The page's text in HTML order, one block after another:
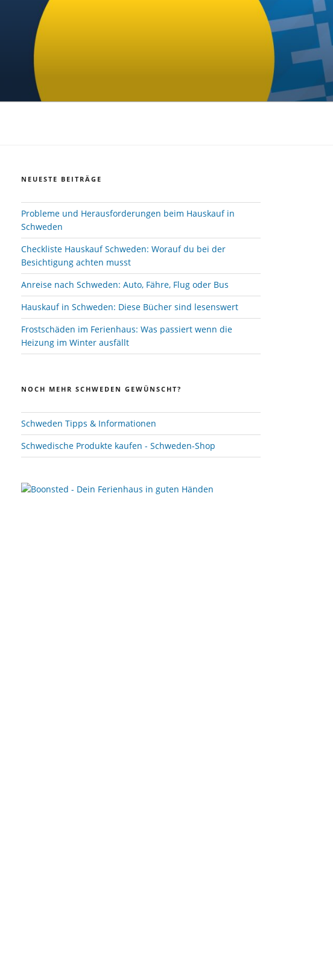
NEUESTE BEITRÄGE
Probleme und Herausforderungen beim Hauskauf in
Schweden
Checkliste Hauskauf Schweden: Worauf du bei der
Besichtigung achten musst
Anreise nach Schweden: Auto, Fähre, Flug oder Bus
Hauskauf in Schweden: Diese Bücher sind lesenswert
Frostschäden im Ferienhaus: Was passiert wenn die
Heizung im Winter ausfällt
NOCH MEHR SCHWEDEN GEWÜNSCHT?
Schweden Tipps & Informationen
Schwedische Produkte kaufen - Schweden-Shop